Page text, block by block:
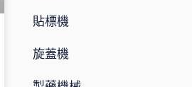
貼標機
旋蓋機